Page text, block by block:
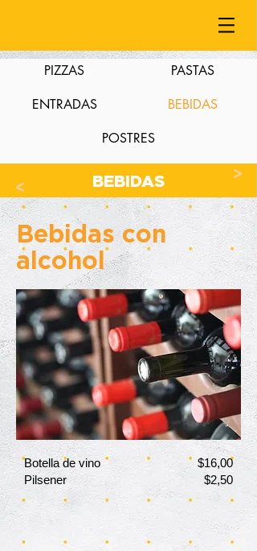
PIZZAS
PASTAS
ENTRADAS
BEBIDAS
POSTRES
> BEBIDAS >
Bebidas con
alcohol
Botella de vino
$16,00
Pilsener
$2,50